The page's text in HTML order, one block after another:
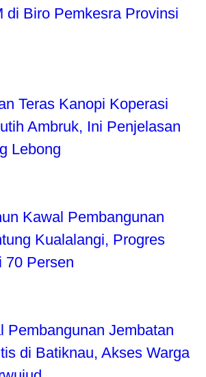
di Biro Pemkesra Provinsi
Teras Kanopi Koperasi
Ambruk, Ini Penjelasan
Lebong
Kawal Pembangunan
Kualalangi, Progres
70 Persen
Pembangunan Jembatan
di Batiknau, Akses Warga